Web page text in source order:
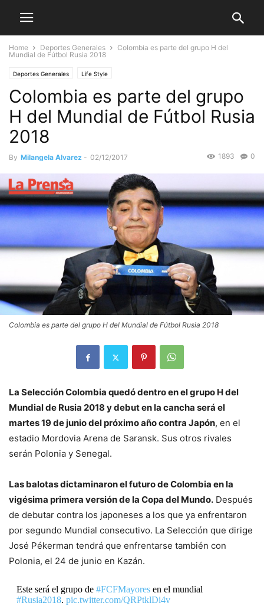
Home Deportes Generales
Colombia es parte del grupo H del
Mundial de Fútbol Rusia 2018
Deportes Generales Life Style
Colombia es parte del grupo
H del Mundial de Fútbol Rusia
2018
By Milangela Alvarez - 02/12/2017 0
1893
Colombia es parte del grupo H del Mundial de Fútbol Rusia 2018
La Selección Colombia quedó dentro en el grupo H del
Mundial de Rusia 2018 y debut en la cancha será el
martes 19 de junio del próximo año contra Japón, en el
estadio Mordovia Arena de Saransk. Sus otros rivales
serán Polonia y Senegal.
Las balotas dictaminaron el futuro de Colombia en la
vigésima primera versión de la Copa del Mundo. Después
de debutar contra los japoneses a los que ya enfrentaron
por segundo Mundial consecutivo. La Selección que dirige
José Pékerman tendrá que enfrentarse también con
Polonia, el 24 de junio en Kazán.
Este será el grupo de #FCFMayoresen el mundial
#Rusia2018. pic.twitter.com/QRPtklDi4v